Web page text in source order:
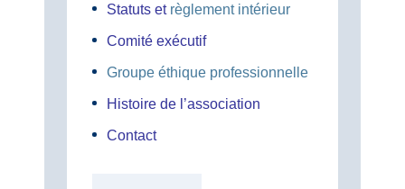
Statuts et règlement intérieur
Comité exécutif
Groupe éthique professionnelle
Histoire de l’association
Contact